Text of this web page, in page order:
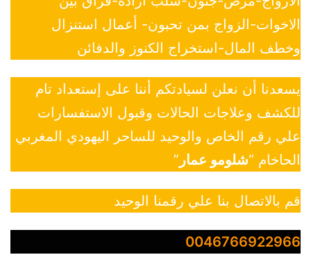
الاخوات-الزواج بمن تحبون- أعمال استنزال
وخطف المال-استخراج الكنوز والدفائن
يسعدنا أن نعلن لسيادتكم أننا على إستعداد تام
للكشف وعلاجات الحالات وقبول الاستفسارات
علي رقم الخاص والوحيد للساحر اليهودي المغربي
الحاخام “شلومو عمار ”
قم بالاتصال بنا علي رقمنا الوحيد
0046766922966